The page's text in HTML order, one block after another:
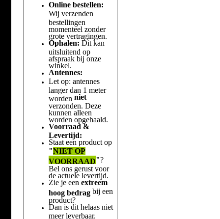
Online bestellen:
Wij verzenden
bestellingen
momenteel zonder
grote vertragingen.
Ophalen: Dit kan
uitsluitend op
afspraak bij onze
winkel.
Antennes:
Let op: antennes
langer dan 1 meter
worden niet
verzonden. Deze
kunnen alleen
worden opgehaald.
Voorraad &
Levertijd:
Staat een product op
"NIET OP
VOORRAAD"?
Bel ons gerust voor
de actuele levertijd.
Zie je een extreem
hoog bedragbij een
product?
Dan is dit helaas niet
meer leverbaar.